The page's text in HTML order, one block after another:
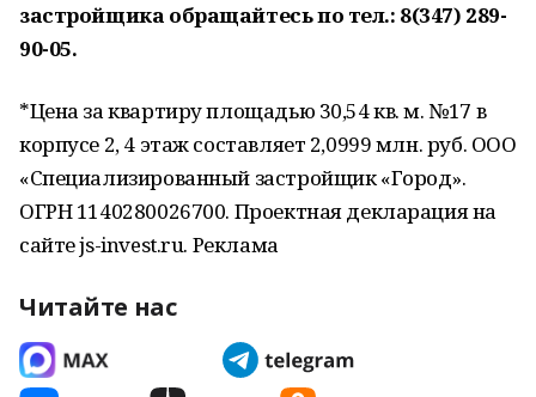
застройщика обращайтесь по тел.: 8(347) 289-
90-05.
*Цена за квартиру площадью 30,54 кв. м. №17 в
корпусе 2, 4 этаж составляет 2,0999 млн. руб. ООО
«Специализированный застройщик «Город».
ОГРН 1140280026700. Проектная декларация на
сайте js-invest.ru. Реклама
Читайте нас